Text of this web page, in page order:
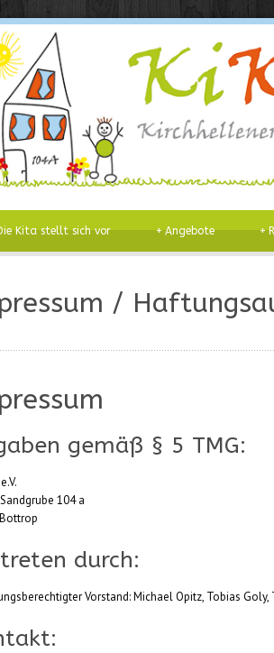
Kita stellt sich vor Angebote
+ +
/
gemäß § 5 TMG:
104 a
durch:
Vorstand: Michael Opitz, Tobias